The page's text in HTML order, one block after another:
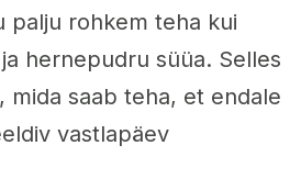
palju rohkem teha kui
hernepudru süüa. Selles
mida saab teha, et endale
vastlapäev